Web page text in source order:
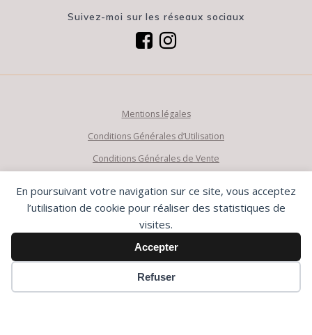
En poursuivant votre navigation sur ce site, vous acceptez
l’utilisation de cookie pour réaliser des statistiques de
visites.
Accepter
Refuser
Suivez-moi sur les réseaux sociaux
Mentions légales
Conditions Générales d’Utilisation
Conditions Générales de Vente
ADRESSE
11 avenue Cyrille Besset – Nice
Tramway : Valrose-Université (3mn)
Parking : Jeanne d’Arc (5mn)